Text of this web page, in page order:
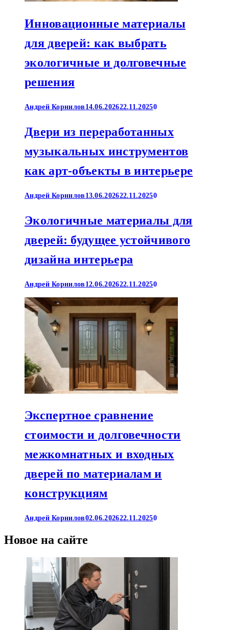
Инновационные материалы
для дверей: как выбрать
экологичные и долговечные
решения
Андрей Корнилов 14.06.202622.11.20250
Двери из переработанных
музыкальных инструментов
как арт-объекты в интерьере
Андрей Корнилов 13.06.202622.11.20250
Экологичные материалы для
дверей: будущее устойчивого
дизайна интерьера
Андрей Корнилов 12.06.202622.11.20250
Экспертное сравнение
стоимости и долговечности
межкомнатных и входных
дверей по материалам и
конструкциям
Андрей Корнилов02.06.202622.11.20250
Новое на сайте